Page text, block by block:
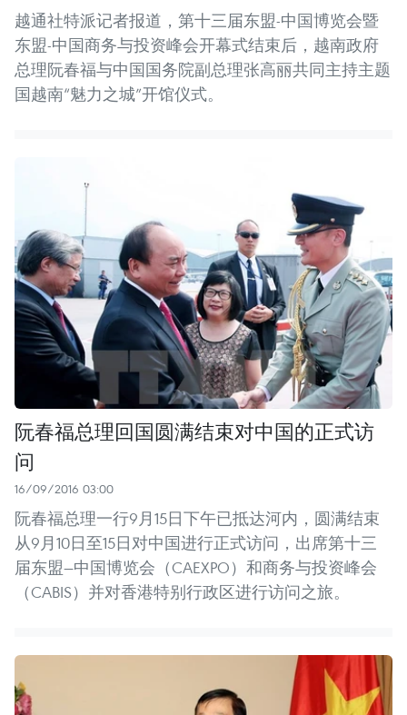
越通社特派记者报道，第十三届东盟-中国博览会暨
东盟-中国商务与投资峰会开幕式结束后，越南政府
总理阮春福与中国国务院副总理张高丽共同主持主题
国越南“魅力之城”开馆仪式。
阮春福总理回国圆满结束对中国的正式访
问
16/09/2016 03:00
阮春福总理一行9月15日下午已抵达河内，圆满结束
从9月10日至15日对中国进行正式访问，出席第十三
届东盟—中国博览会（CAEXPO）和商务与投资峰会
（CABIS）并对香港特别行政区进行访问之旅。